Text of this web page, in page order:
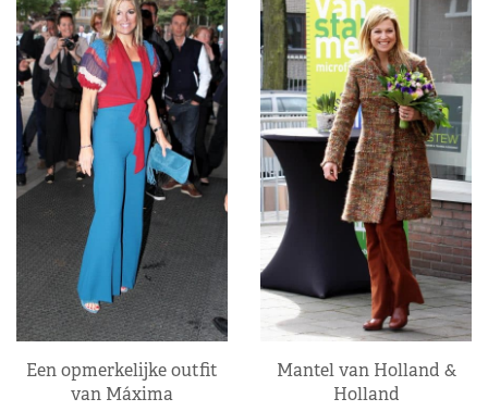
Een opmerkelijke outfit
van Máxima
Mantel van Holland &
Holland